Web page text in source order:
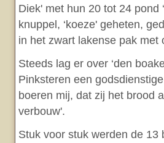
Diek' met hun 20 tot 24 pond
knuppel, ‘koeze' geheten,
in het zwart lakense pak
Steeds lag er over ‘den
Pinksteren een
boeren mij, dat zij het brood
verbouw'.
Stuk voor stuk werden de